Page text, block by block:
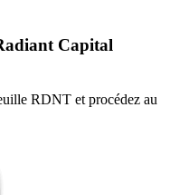
Capital
RDNT et procédez au